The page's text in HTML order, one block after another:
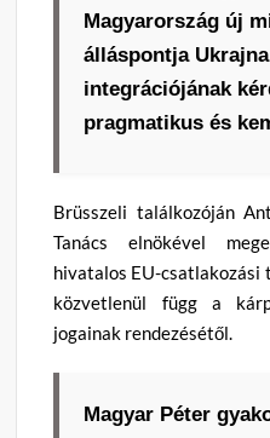
Magyarország új
álláspontja
integrációjának
pragmatikus és
Brüsszeli találkozóján
Tanács elnökével
hivatalos EU-csatlakozási
közvetlenül függ a
jogainak rendezésétől.
Magyar Péter